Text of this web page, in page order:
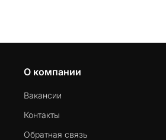
О компании
Вакансии
Контакты
Обратная связь